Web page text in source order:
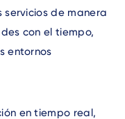
de manera
con el tiempo,
entornos
en tiempo real,